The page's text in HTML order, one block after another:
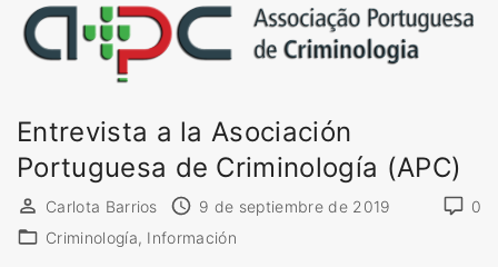
e
n
i
m
Entrevista a la Asociación
Portuguesa de Criminología (APC)
0
Carlota Barrios
9 de septiembre de 2019
Criminología Información